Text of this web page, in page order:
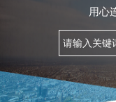
用心